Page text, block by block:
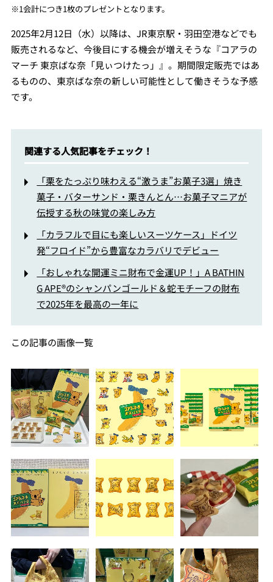
※1会計につき1枚のプレゼントとなります。
2025年2月12日（水）以降は、JR東京駅・羽田空港などでも
販売されるなど、今後目にする機会が増えそうな『コアラの
マーチ 東京ばな奈「見ぃつけたっ」』。期間限定販売ではあ
るものの、東京ばな奈の新しい可能性として働きそうな予感
です。
関連する人気記事をチェック！
「栗をたっぷり味わえる“激うま”お菓子3選」焼き
菓子・バターサンド・栗きんとん…お菓子マニアが
伝授する秋の味覚の楽しみ方
「カラフルで目にも楽しいスーツケース」ドイツ
発“フロイド”から豊富なカラバリでデビュー
「おしゃれな開運ミニ財布で金運UP！」A BATHIN
G APE®のシャンパンゴールド＆蛇モチーフの財布
で2025年を最高の一年に
この記事の画像一覧